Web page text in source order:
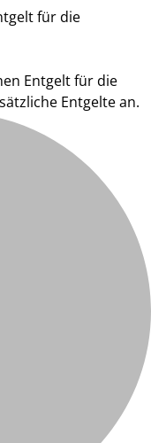
für die
Entgelt für die
Entgelte an.